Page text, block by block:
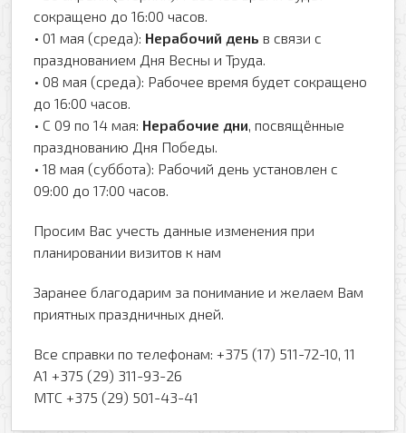
сокращено до 16:00 часов.
• 01 мая (среда): Нерабочий день в связи с
празднованием Дня Весны и Труда.
• 08 мая (среда): Рабочее время будет сокращено
до 16:00 часов.
• С 09 по 14 мая: Нерабочие дни, посвящённые
празднованию Дня Победы.
• 18 мая (суббота): Рабочий день установлен с
09:00 до 17:00 часов.
Просим Вас учесть данные изменения при
планировании визитов к нам
Заранее благодарим за понимание и желаем Вам
приятных праздничных дней.
Все справки по телефонам: +375 (17) 511-72-10, 11
А1 +375 (29) 311-93-26
МТС +375 (29) 501-43-41
Заказать обратный звонок
Ваше имя
Ваш телефон
Оформить заявку
Ваше имя
Ваш телефон
Ваш e-mail
Прикрепить файл
Добавить файл
Комментарий к заказу